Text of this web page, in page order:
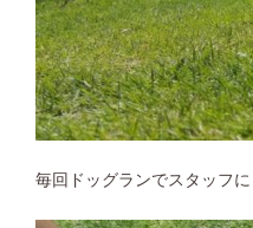
毎回ドッグランでスタッフ